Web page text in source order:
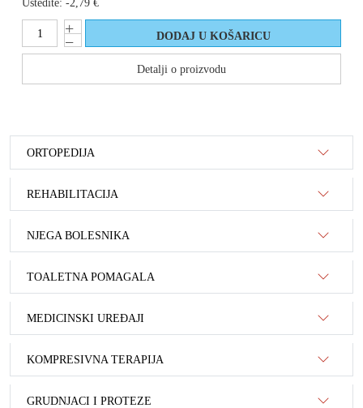
Uštedite: -2,79 €
Detalji o proizvodu
ORTOPEDIJA
REHABILITACIJA
NJEGA BOLESNIKA
TOALETNA POMAGALA
MEDICINSKI UREĐAJI
KOMPRESIVNA TERAPIJA
GRUDNJACI I PROTEZE